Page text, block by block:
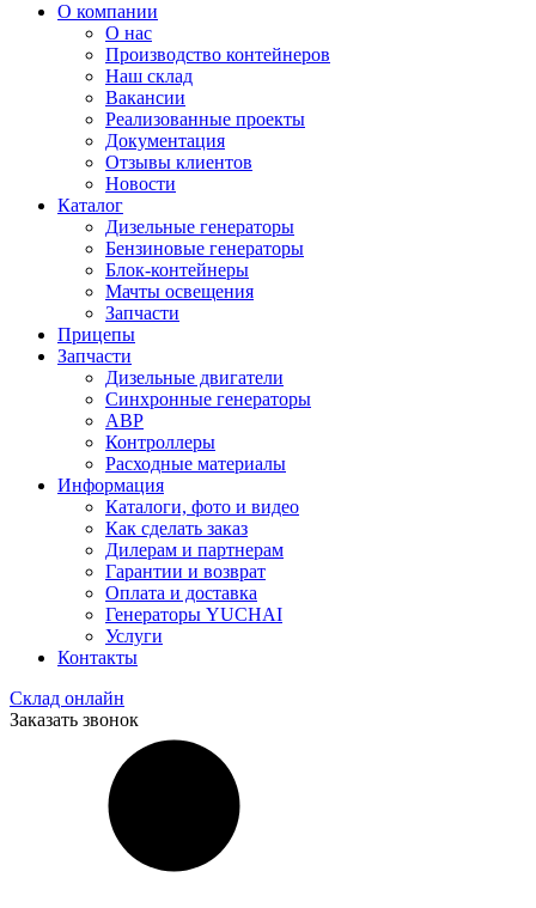
О компании
О нас
Производство контейнеров
Наш склад
Вакансии
Реализованные проекты
Документация
Отзывы клиентов
Новости
Каталог
Дизельные генераторы
Бензиновые генераторы
Блок-контейнеры
Мачты освещения
Запчасти
Прицепы
Запчасти
Дизельные двигатели
Синхронные генераторы
АВР
Контроллеры
Расходные материалы
Информация
Каталоги, фото и видео
Как сделать заказ
Дилерам и партнерам
Гарантии и возврат
Оплата и доставка
Генераторы YUCHAI
Услуги
Контакты
Склад онлайн
Заказать звонок